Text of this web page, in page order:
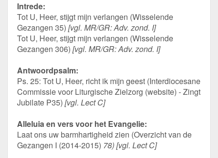
Intrede:
Tot U, Heer, stijgt mijn verlangen (Wisselende
Gezangen 35) [vgl. MR/GR: Adv. zond. I]
Tot U, Heer, stijgt mijn verlangen (Wisselende
Gezangen 306) [vgl. MR/GR: Adv. zond. I]
Antwoordpsalm:
Ps. 25: Tot U, Heer, richt ik mijn geest (Interdiocesane
Commissie voor Liturgische Zielzorg (website) - Zingt
Jubilate P35) [vgl. Lect C]
Alleluia en vers voor het Evangelie:
Laat ons uw barmhartigheid zien (Overzicht van de
Gezangen I (2014-2015) 78) [vgl. Lect C]